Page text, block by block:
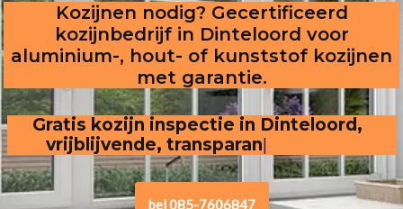
Kozijnen nodig? Gecertificeerd
kozijnbedrijf in Dinteloord voor
aluminium-, hout- of kunststof kozijnen
met garantie.
Gratis kozijn inspectie in Dinteloord,
vrijblijvende, transparante offerte
bel 085-7606847